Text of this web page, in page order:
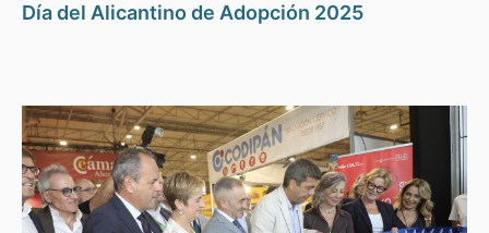
Día del Alicantino de Adopción 2025